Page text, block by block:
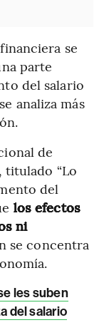
se
parte
del salario
analiza más
de
titulado “Lo
del
los efectos
ni
se concentra
les suben
del salario